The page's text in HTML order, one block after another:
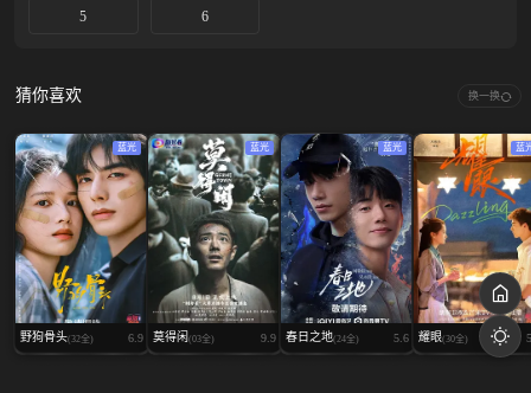
5 6
猜你喜欢 换一换
蓝光
野狗骨头(32全) 6.9
蓝光
莫得闲 (03全) 9.9
蓝光
春日之地(24全) 5.6
蓝
耀眼(30全)